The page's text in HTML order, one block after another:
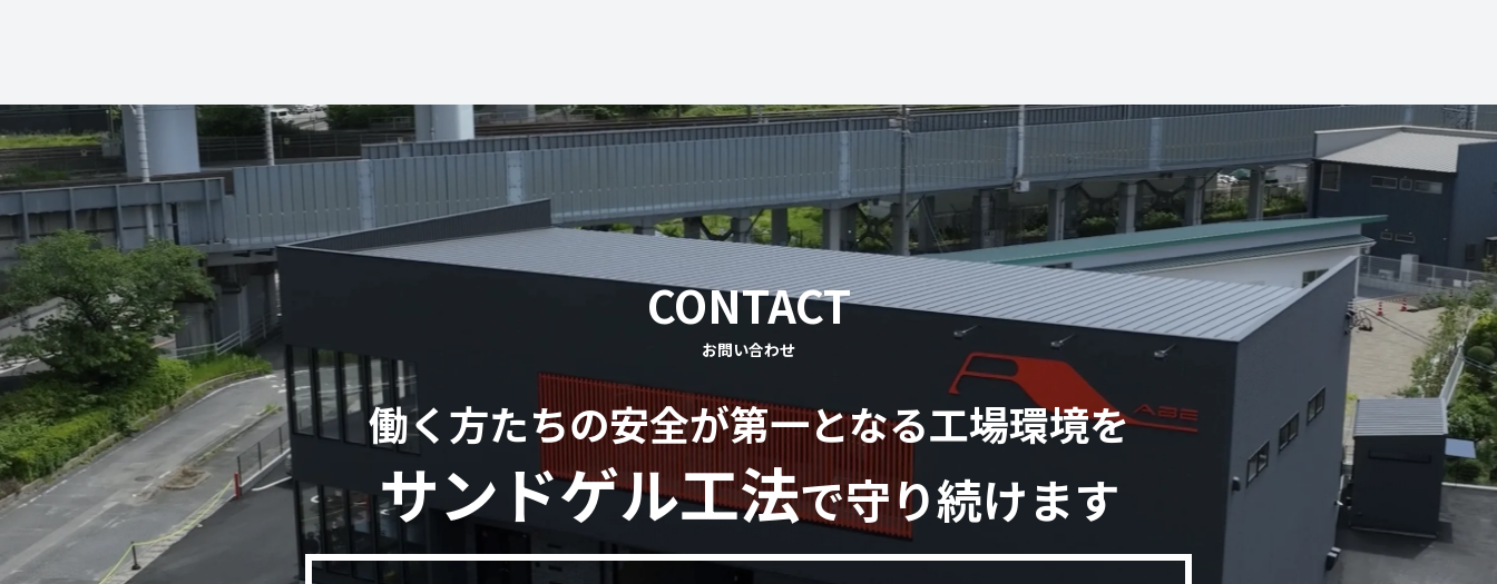
CONTACT
お問い合わせ
働く方たちの安全が第一となる工場環境を
サンドゲル工法で守り続けます